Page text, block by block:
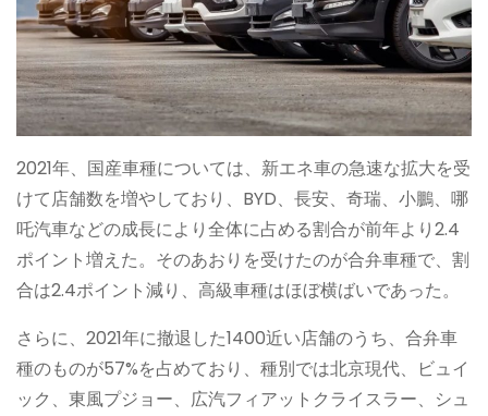
2021年、国産車種については、新エネ車の急速な拡大を受
けて店舗数を増やしており、BYD、長安、奇瑞、小鵬、哪
吒汽車などの成長により全体に占める割合が前年より2.4
ポイント増えた。そのあおりを受けたのが合弁車種で、割
合は2.4ポイント減り、高級車種はほぼ横ばいであった。
さらに、2021年に撤退した1400近い店舗のうち、合弁車
種のものが57%を占めており、種別では北京現代、ビュイ
ック、東風プジョー、広汽フィアットクライスラー、シュ